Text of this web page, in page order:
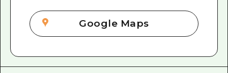
Google Maps